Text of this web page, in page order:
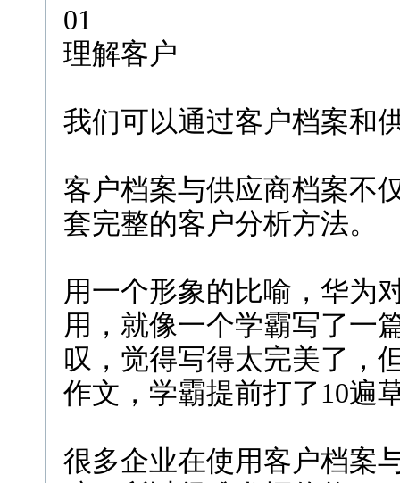
01
理解客户
我们可以通过客户档案和
客户档案与供应商档案不
套完整的客户分析方法。
用一个形象的比喻，华为
用，就像一个学霸写了一
叹，觉得写得太完美了，
作文，学霸提前打了10遍
很多企业在使用客户档案